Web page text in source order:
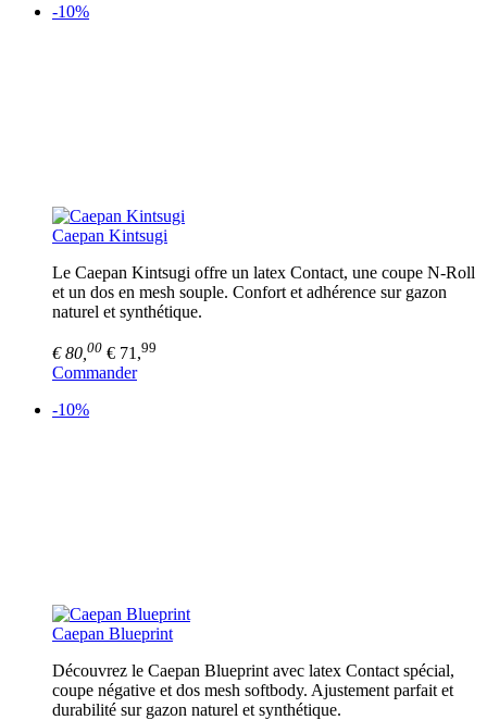
-10%
Caepan Kintsugi
Le Caepan Kintsugi offre un latex Contact, une coupe N-Roll
et un dos en mesh souple. Confort et adhérence sur gazon
naturel et synthétique.
€ 80, 00 € 71,99
Commander
-10%
Caepan Blueprint
Découvrez le Caepan Blueprint avec latex Contact spécial,
coupe négative et dos mesh softbody. Ajustement parfait et
durabilité sur gazon naturel et synthétique.